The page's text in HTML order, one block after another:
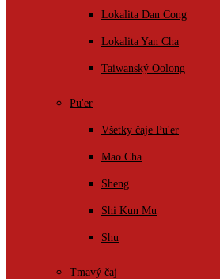
Lokalita Dan Cong
Lokalita Yan Cha
Taiwanský Oolong
Pu'er
Všetky čaje Pu'er
Mao Cha
Sheng
Shi Kun Mu
Shu
Tmavý čaj